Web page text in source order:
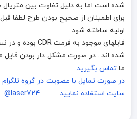
شده است اما به دلیل تفاوت بین
برای اطمینان از صحیح بودن طرح لطفا قبل
اولیه ساخته شود.
فایلهای موجود به فرمت CDR بوده و در نسخه های
شده اند . در صورت مشکل دار بودن فایل
ما تماس بگیرید.
در صورت تمایل با عضویت در گروه
سایت استفاده نمایید . laser724@